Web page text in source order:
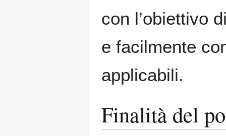
con l’obiettivo
e facilmente
applicabili.
Finalità del